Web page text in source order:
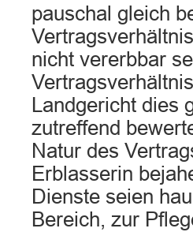
pauschal gleich
nicht vererbbar
Landgericht dies
zutreffend
Natur des
Erblasserin
Dienste seien
Bereich, zur